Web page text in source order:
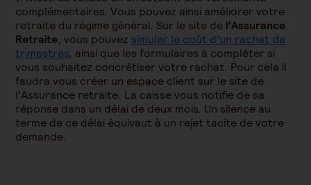
complémentaires. Vous pouvez ainsi améliorer votre
retraite du régime général. Sur le site de l'Assurance
Retraite, vous pouvez simuler le coût d’un rachat de
trimestres, ainsi que les formulaires à compléter si
vous souhaitez concrétiser votre rachat. Pour cela il
faudra vous créer un espace client sur le site de
l’Assurance retraite. La caisse vous notifie de sa
réponse dans un délai de deux mois. Un silence au
terme de ce délai équivaut à un rejet tacite de votre
demande.